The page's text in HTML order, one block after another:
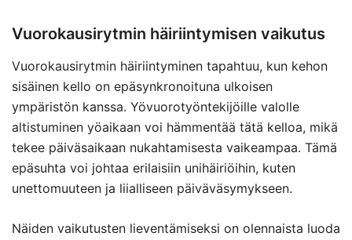
Vuorokausirytmin häiriintymisen vaikutus
Vuorokausirytmin häiriintyminen tapahtuu, kun kehon
sisäinen kello on epäsynkronoituna ulkoisen
ympäristön kanssa. Yövuorotyöntekijöille valolle
altistuminen yöaikaan voi hämmentää tätä kelloa, mikä
tekee päiväsaikaan nukahtamisesta vaikeampaa. Tämä
epäsuhta voi johtaa erilaisiin unihäiriöihin, kuten
unettomuuteen ja liialliseen päiväväsymykseen.
Näiden vaikutusten lieventämiseksi on olennaista luoda